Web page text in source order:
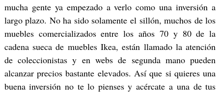
mucha gente ya empezado a verlo como una inversión a
largo plazo. No ha sido solamente el sillón, muchos de los
muebles comercializados entre los años 70 y 80 de la
cadena sueca de muebles Ikea, están llamado la atención
de coleccionistas y en webs de segunda mano pueden
alcanzar precios bastante elevados. Así que si quieres una
buena inversión no te lo pienses y acércate a una de tus